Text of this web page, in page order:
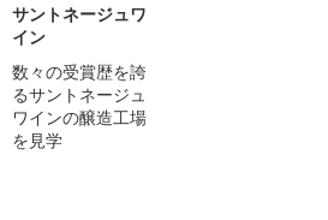
サントネージュワ
イン
数々の受賞歴を誇
るサントネージュ
ワインの醸造工場
を見学